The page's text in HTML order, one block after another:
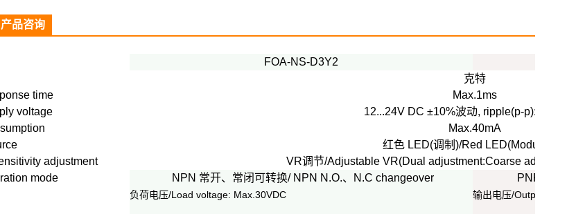
产品咨询
FOA-NS-D3Y2
克特
time
Max.1ms
voltage
12...24V DC ±10%波动, ripple(p-p):10% max.
Max.40mA
红色 LED(调制)/Red LED(Modulated)
adjustment
VR调节/Adjustable VR(Dual adjustment:Coarse
mode
NPN 常开、常闭可转换/ NPN N.O.、N.C changeover PNP 常开、
负荷电压/Load voltage: Max.30VDC 输出电压/Output